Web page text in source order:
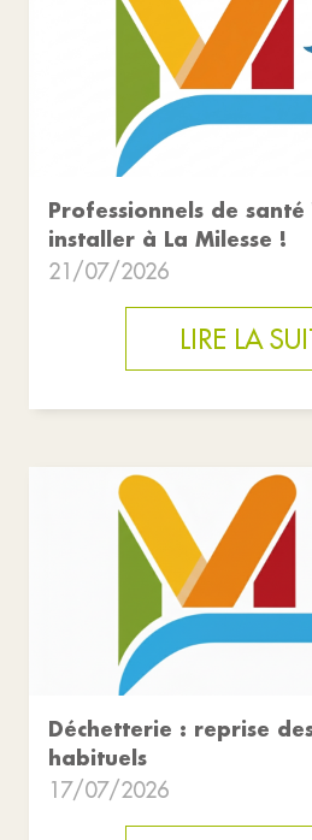
Professionnels de santé
installer à La Milesse !
21/07/2026
LIRE LA
Déchetterie : reprise
habituels
17/07/2026